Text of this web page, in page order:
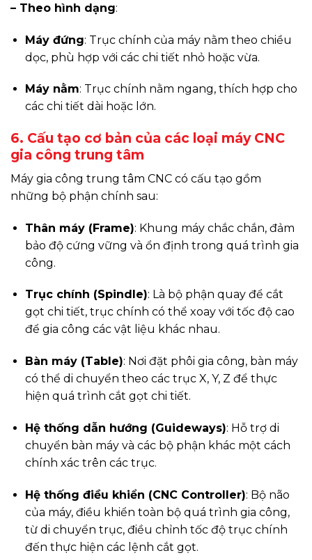
– Theo hình dạng:
Máy đứng: Trục chính của máy nằm theo chiều
dọc, phù hợp với các chi tiết nhỏ hoặc vừa.
Máy nằm: Trục chính nằm ngang, thích hợp cho
các chi tiết dài hoặc lớn.
6. Cấu tạo cơ bản của các loại máy CNC
gia công trung tâm
Máy gia công trung tâm CNC có cấu tạo gồm
những bộ phận chính sau:
Thân máy (Frame): Khung máy chắc chắn, đảm
bảo độ cứng vững và ổn định trong quá trình gia
công.
Trục chính (Spindle): Là bộ phận quay để cắt
gọt chi tiết, trục chính có thể xoay với tốc độ cao
để gia công các vật liệu khác nhau.
Bàn máy (Table): Nơi đặt phôi gia công, bàn máy
có thể di chuyển theo các trục X, Y, Z để thực
hiện quá trình cắt gọt chi tiết.
Hệ thống dẫn hướng (Guideways): Hỗ trợ di
chuyển bàn máy và các bộ phận khác một cách
chính xác trên các trục.
Hệ thống điều khiển (CNC Controller): Bộ não
của máy, điều khiển toàn bộ quá trình gia công,
từ di chuyển trục, điều chỉnh tốc độ trục chính
đến thực hiện các lệnh cắt gọt.